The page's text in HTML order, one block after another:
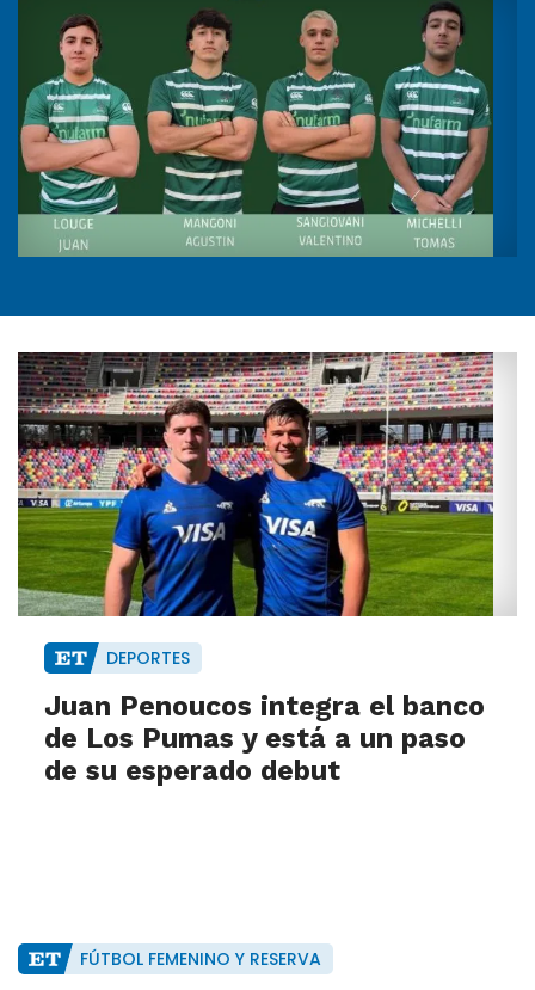
DEPORTES
Juan Penoucos integra el banco
de Los Pumas y está a un paso
de su esperado debut
FÚTBOL FEMENINO Y RESERVA